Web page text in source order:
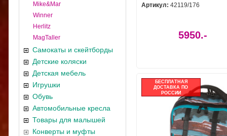
Mike&Mar
Winner
Herlitz
MagTaller
Самокаты и скейтборды
Детские коляски
Детская мебель
Игрушки
Обувь
Автомобильные кресла
Товары для малышей
Конверты и муфты
Артикул: 42119/176
5950.-
БЕСПЛАТНАЯ
ДОСТАВКА ПО
РОССИИ